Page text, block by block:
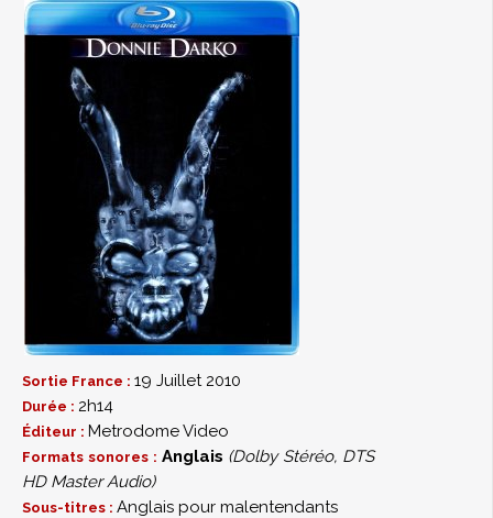
Sortie France : 19 Juillet 2010
Durée : 2h14
Éditeur : Metrodome Video
Formats sonores : Anglais (Dolby Stéréo, DTS
HD Master Audio)
Sous-titres : Anglais pour malentendants